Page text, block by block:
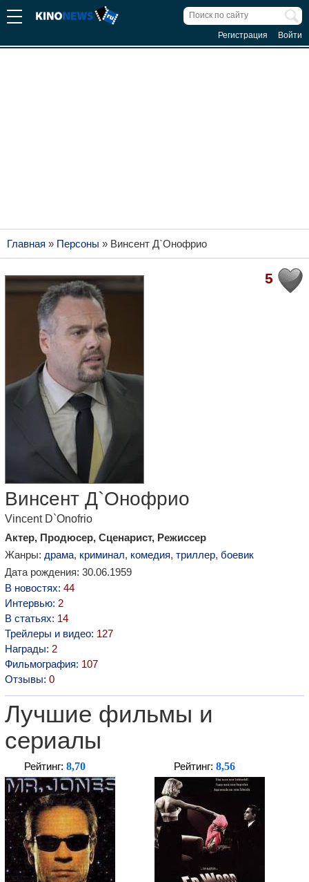
Регистрация Войти
Главная » Персоны » Винсент Д`Онофрио
5
Винсент Д`Онофрио
Vincent D`Onofrio
Актер, Продюсер, Сценарист, Режиссер
Жанры: драма, криминал, комедия, триллер, боевик
Дата рождения: 30.06.1959
В новостях: 44
Интервью: 2
В статьях: 14
Трейлеры и видео: 127
Награды: 2
Фильмография: 107
Отзывы: 0
Лучшие фильмы и
сериалы
Рейтинг: 8,70 Рейтинг: 8,56